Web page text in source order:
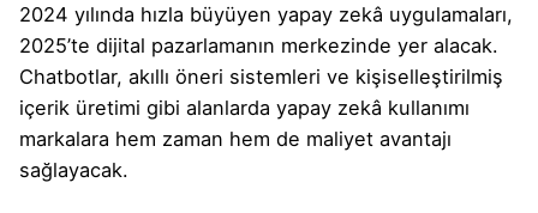
2024 yılında hızla büyüyen yapay zekâ uygulamaları,
2025’te dijital pazarlamanın merkezinde yer alacak.
Chatbotlar, akıllı öneri sistemleri ve kişiselleştirilmiş
içerik üretimi gibi alanlarda yapay zekâ kullanımı
markalara hem zaman hem de maliyet avantajı
sağlayacak.